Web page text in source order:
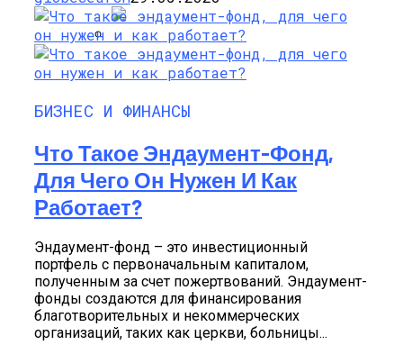
ТОП-10 Лучших Смартфонов Для
Бизнеса 2019
БИЗНЕС И ФИНАНСЫ
Что Такое Эндаумент-Фонд,
Для Чего Он Нужен И Как
Работает?
Эндаумент-фонд – это инвестиционный
портфель с первоначальным капиталом,
полученным за счет пожертвований. Эндаумент-
фонды создаются для финансирования
благотворительных и некоммерческих
организаций, таких как церкви, больницы...